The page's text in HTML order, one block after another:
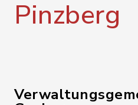
Pinzberg